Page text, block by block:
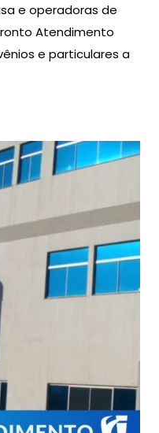
e operadoras de
Atendimento
e particulares a